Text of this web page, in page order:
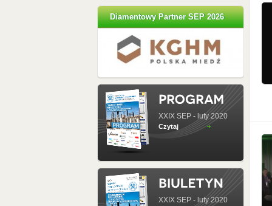
Diamentowy Partner SEP 2026
XXIX SEP - luty 2020
Czytaj
XXIX SEP - luty 2020